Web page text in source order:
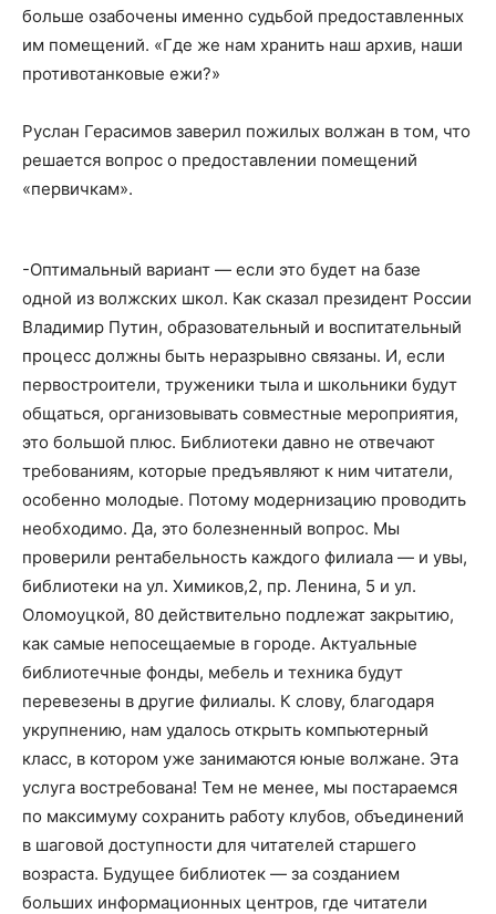
больше озабочены именно судьбой предоставленных
им помещений. «Где же нам хранить наш архив, наши
противотанковые ежи?»
Руслан Герасимов заверил пожилых волжан в том, что
решается вопрос о предоставлении помещений
«первичкам».
-Оптимальный вариант — если это будет на базе
одной из волжских школ. Как сказал президент России
Владимир Путин, образовательный и воспитательный
процесс должны быть неразрывно связаны. И, если
первостроители, труженики тыла и школьники будут
общаться, организовывать совместные мероприятия,
это большой плюс. Библиотеки давно не отвечают
требованиям, которые предъявляют к ним читатели,
особенно молодые. Потому модернизацию проводить
необходимо. Да, это болезненный вопрос. Мы
проверили рентабельность каждого филиала — и увы,
библиотеки на ул. Химиков,2, пр. Ленина, 5 и ул.
Оломоуцкой, 80 действительно подлежат закрытию,
как самые непосещаемые в городе. Актуальные
библиотечные фонды, мебель и техника будут
перевезены в другие филиалы. К слову, благодаря
укрупнению, нам удалось открыть компьютерный
класс, в котором уже занимаются юные волжане. Эта
услуга востребована! Тем не менее, мы постараемся
по максимуму сохранить работу клубов, объединений
в шаговой доступности для читателей старшего
возраста. Будущее библиотек — за созданием
больших информационных центров, где читатели